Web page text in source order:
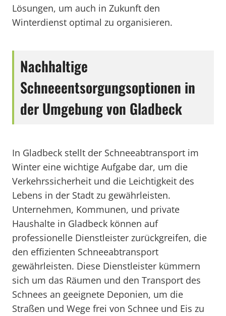
Lösungen, um auch in Zukunft den
Winterdienst optimal zu organisieren.
Nachhaltige
Schneeentsorgungsoptionen in
der Umgebung von Gladbeck
In Gladbeck stellt der Schneeabtransport im
Winter eine wichtige Aufgabe dar, um die
Verkehrssicherheit und die Leichtigkeit des
Lebens in der Stadt zu gewährleisten.
Unternehmen, Kommunen, und private
Haushalte in Gladbeck können auf
professionelle Dienstleister zurückgreifen, die
den effizienten Schneeabtransport
gewährleisten. Diese Dienstleister kümmern
sich um das Räumen und den Transport des
Schnees an geeignete Deponien, um die
Straßen und Wege frei von Schnee und Eis zu